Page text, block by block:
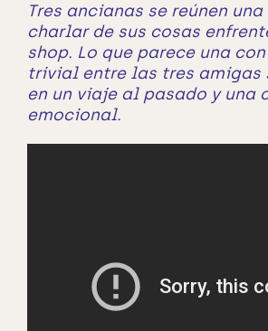
Tres ancianas se reúnen
charlar de sus cosas
shop. Lo que parece una
trivial entre las tres amigas
en un viaje al pasado y una
emocional.